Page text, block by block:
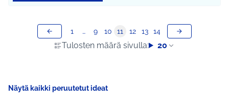
Tulosten määrä sivulla: 20
1 … 9 10 11 12 13 14
Näytä kaikki peruutetut ideat